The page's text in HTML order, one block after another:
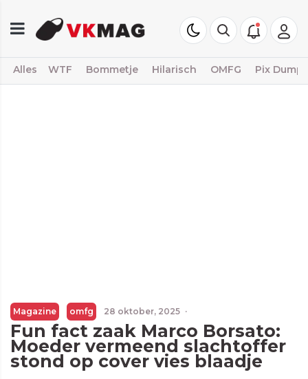
Alles WTF Bommetje Hilarisch OMFG Pix Dump
Magazine omfg 28 oktober, 2025 ·
Fun fact zaak Marco Borsato:
Moeder vermeend slachtoffer
stond op cover vies blaadje